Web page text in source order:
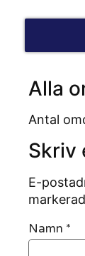
Alla
Antal
Skriv
E-
Namn *